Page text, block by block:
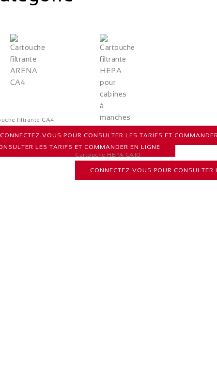
EN LIGNE
LES TARIFS ET COMMANDER EN LIGNE
filtrante CA4
CONNECTEZ-VOUS POUR CONSULTER LES TARIFS ET
Cartouche HEPA CA10
CONNECTEZ-VOUS POUR